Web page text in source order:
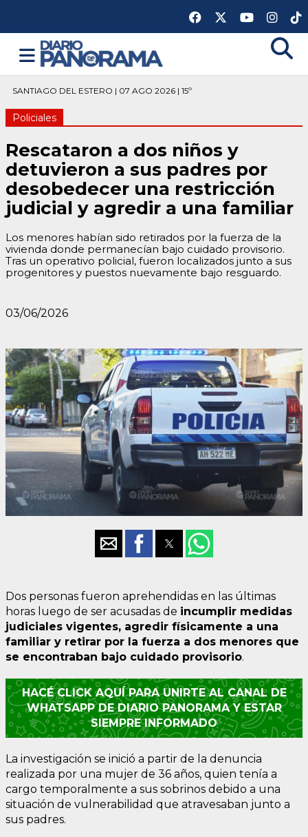
SANTIAGO DEL ESTERO | 07 AGO 2026 | 15º
Policiales
Rescataron a dos niños y
detuvieron a sus padres por
desobedecer una restricción
judicial y agredir a una familiar
Los menores habían sido retirados por la fuerza de la
vivienda donde permanecían bajo cuidado provisorio.
Tras un operativo policial, fueron localizados junto a sus
progenitores y puestos nuevamente bajo resguardo.
03/06/2026
Dos personas fueron aprehendidas en las últimas
horas luego de ser acusadas de incumplir medidas
judiciales vigentes, agredir físicamente a una
familiar y retirar por la fuerza a dos menores que
se encontraban bajo cuidado provisorio.
HACÉ CLICK AQUÍ PARA UNIRTE AL CANAL DE
WHATSAPP DE DIARIO PANORAMA Y ESTAR
SIEMPRE INFORMADO
La investigación se inició a partir de la denuncia
realizada por una mujer de 36 años, quien tenía a
cargo temporalmente a sus sobrinos debido a una
situación de vulnerabilidad que atravesaban junto a
sus padres.